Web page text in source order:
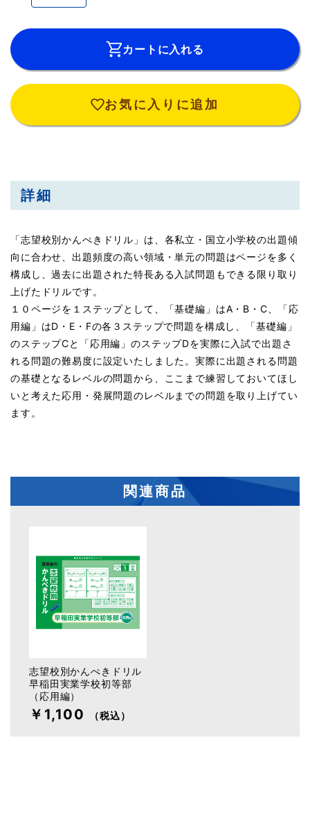
カートに入れる
お気に入りに追加
詳細
「志望校別かんぺきドリル」は、各私立・国立小学校の出題傾
向に合わせ、出題頻度の高い領域・単元の問題はページを多く
構成し、過去に出題された特長ある入試問題もできる限り取り
上げたドリルです。
１０ページを１ステップとして、「基礎編」はA・B・C、「応
用編」はD・E・Fの各３ステップで問題を構成し、「基礎編」
のステップCと「応用編」のステップDを実際に入試で出題さ
れる問題の難易度に設定いたしました。実際に出題される問題
の基礎となるレベルの問題から、ここまで練習しておいてほし
いと考えた応用・発展問題のレベルまでの問題を取り上げてい
ます。
関連商品
志望校別かんぺきドリル
早稲田実業学校初等部
（応用編）
￥1,100 （税込）